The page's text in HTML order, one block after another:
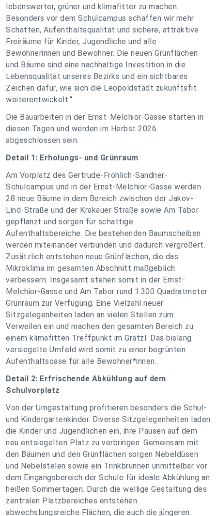
lebenswerter, grüner und klimafitter zu machen.
Besonders vor dem Schulcampus schaffen wir mehr
Schatten, Aufenthaltsqualität und sichere, attraktive
Freiräume für Kinder, Jugendliche und alle
Bewohnerinnen und Bewohner. Die neuen Grünflächen
und Bäume sind eine nachhaltige Investition in die
Lebensqualität unseres Bezirks und ein sichtbares
Zeichen dafür, wie sich die Leopoldstadt zukunftsfit
weiterentwickelt.“
Die Bauarbeiten in der Ernst-Melchior-Gasse starten in
diesen Tagen und werden im Herbst 2026
abgeschlossen sein.
Detail 1: Erholungs- und Grünraum
Am Vorplatz des Gertrude-Fröhlich-Sandner-
Schulcampus und in der Ernst-Melchior-Gasse werden
28 neue Bäume in dem Bereich zwischen der Jakov-
Lind-Straße und der Krakauer Straße sowie Am Tabor
gepflanzt und sorgen für schattige
Aufenthaltsbereiche. Die bestehenden Baumscheiben
werden miteinander verbunden und dadurch vergrößert.
Zusätzlich entstehen neue Grünflächen, die das
Mikroklima im gesamten Abschnitt maßgeblich
verbessern. Insgesamt stehen somit in der Ernst-
Melchior-Gasse und Am Tabor rund 1.300 Quadratmeter
Grünraum zur Verfügung. Eine Vielzahl neuer
Sitzgelegenheiten laden an vielen Stellen zum
Verweilen ein und machen den gesamten Bereich zu
einem klimafitten Treffpunkt im Grätzl. Das bislang
versiegelte Umfeld wird somit zu einer begrünten
Aufenthaltsoase für alle Bewohner*innen.
Detail 2: Erfrischende Abkühlung auf dem
Schulvorplatz
Von der Umgestaltung profitieren besonders die Schul-
und Kindergartenkinder. Diverse Sitzgelegenheiten laden
die Kinder und Jugendlichen ein, ihre Pausen auf dem
neu entsiegelten Platz zu verbringen. Gemeinsam mit
den Bäumen und den Grünflächen sorgen Nebeldüsen
und Nebelstelen sowie ein Trinkbrunnen unmittelbar vor
dem Eingangsbereich der Schule für ideale Abkühlung an
heißen Sommertagen. Durch die wellige Gestaltung des
zentralen Platzbereiches entstehen
abwechslungsreiche Flächen, die auch die jüngeren